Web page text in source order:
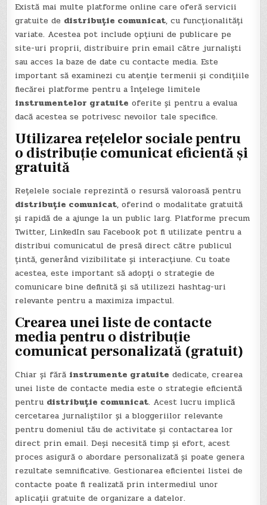
Există mai multe platforme online care oferă servicii
gratuite de distribuție comunicat, cu funcționalități
variate. Acestea pot include opțiuni de publicare pe
site-uri proprii, distribuire prin email către jurnaliști
sau acces la baze de date cu contacte media. Este
important să examinezi cu atenție termenii și condițiile
fiecărei platforme pentru a înțelege limitele
instrumentelor gratuite oferite și pentru a evalua
dacă acestea se potrivesc nevoilor tale specifice.
Utilizarea rețelelor sociale pentru
o distribuție comunicat eficientă și
gratuită
Rețelele sociale reprezintă o resursă valoroasă pentru
distribuție comunicat, oferind o modalitate gratuită
și rapidă de a ajunge la un public larg. Platforme precum
Twitter, LinkedIn sau Facebook pot fi utilizate pentru a
distribui comunicatul de presă direct către publicul
țintă, generând vizibilitate și interacțiune. Cu toate
acestea, este important să adopți o strategie de
comunicare bine definită și să utilizezi hashtag-uri
relevante pentru a maximiza impactul.
Crearea unei liste de contacte
media pentru o distribuție
comunicat personalizată (gratuit)
Chiar și fără instrumente gratuite dedicate, crearea
unei liste de contacte media este o strategie eficientă
pentru distribuție comunicat. Acest lucru implică
cercetarea jurnaliștilor și a bloggeriilor relevante
pentru domeniul tău de activitate și contactarea lor
direct prin email. Deși necesită timp și efort, acest
proces asigură o abordare personalizată și poate genera
rezultate semnificative. Gestionarea eficientei listei de
contacte poate fi realizată prin intermediul unor
aplicații gratuite de organizare a datelor.